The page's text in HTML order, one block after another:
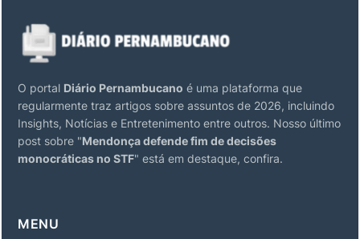
O portal Diário Pernambucano é uma plataforma que
regularmente traz artigos sobre assuntos de 2026, incluindo
Insights, Notícias e Entretenimento entre outros. Nosso último
post sobre "Mendonça defende fim de decisões
monocráticas no STF" está em destaque, confira.
MENU